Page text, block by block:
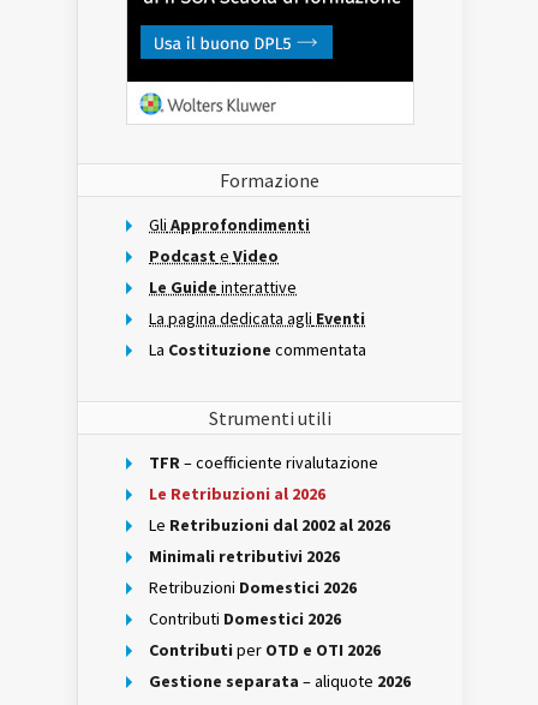
Formazione
Gli Approfondimenti
Podcast e Video
Le Guide interattive
La pagina dedicata agli Eventi
La Costituzione commentata
Strumenti utili
TFR– coefficiente rivalutazione
Le Retribuzioni al 2026
Le Retribuzioni dal 2002 al 2026
Minimali retributivi 2026
Retribuzioni Domestici 2026
Contributi Domestici 2026
Contributi per OTD e OTI 2026
Gestione separata – aliquote 2026